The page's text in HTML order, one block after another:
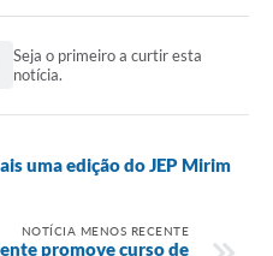
Seja o primeiro a curtir esta
notícia.
uma edição do JEP Mirim
NOTÍCIA MENOS RECENTE
promove curso de